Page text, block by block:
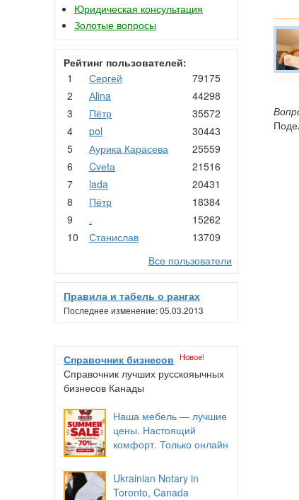
Юридическая консультация
Золотые вопросы
Рейтинг пользователей:
1
Сергей
79175
2
Аlina
44298
3
Пётр
35572
4
pol
30443
5
Аурика Карасева
25559
6
Cvеtа
21516
7
lada
20431
8
Пётр
18384
9
.
15262
10
Станислав
13709
Все пользователи
Правила и табель о рангах
Последнее изменение: 05.03.2013
Справочник бизнесов Новое!
Справочник лучших русскояычных
бизнесов Канады
Наша мебель — лучшие
цены. Настоящий
комфорт. Только онлайн
Ukrainian Notary in
Toronto, Canada